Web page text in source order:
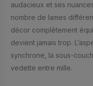
audacieux et ses
nombre de lames
décor complètement
devient jamais trop.
synchrone, la sous-
vedette entre mille.